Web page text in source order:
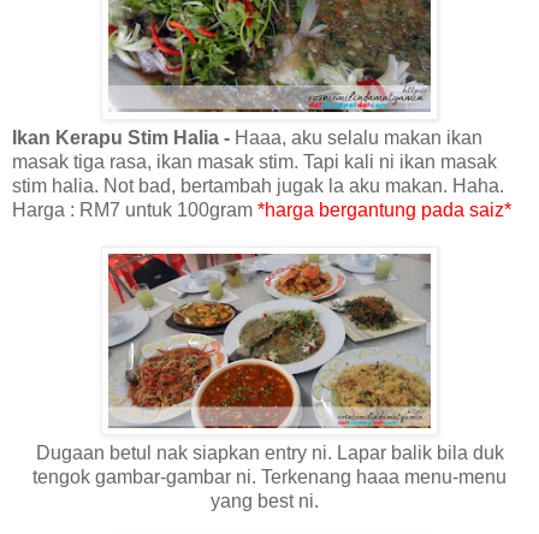
Ikan Kerapu Stim Halia - Haaa, aku selalu makan ikan
masak tiga rasa, ikan masak stim. Tapi kali ni ikan masak
stim halia. Not bad, bertambah jugak la aku makan. Haha.
Harga : RM7 untuk 100gram *harga bergantung pada saiz*
Dugaan betul nak siapkan entry ni. Lapar balik bila duk
tengok gambar-gambar ni. Terkenang haaa menu-menu
yang best ni.